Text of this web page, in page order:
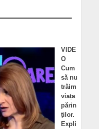
VIDE
O
Cum
să nu
trăim
viața
părin
ților.
Expli